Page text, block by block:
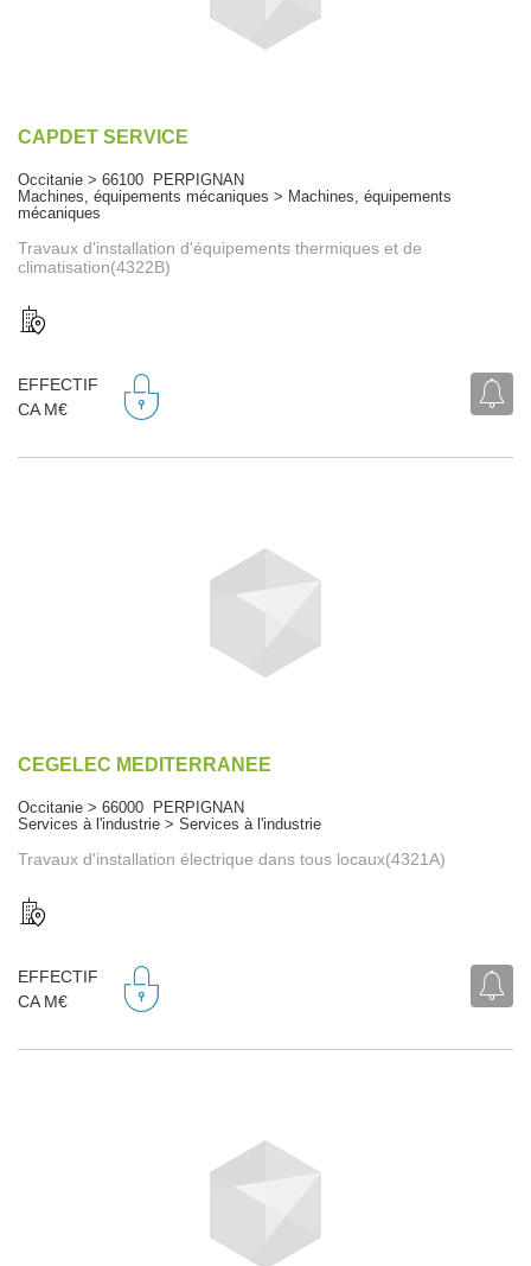
CAPDET SERVICE
Occitanie > 66100 PERPIGNAN
Machines, équipements mécaniques > Machines, équipements
mécaniques
Travaux d'installation d'équipements thermiques et de
climatisation(4322B)
EFFECTIF
CA M€
CEGELEC MEDITERRANEE
Occitanie > 66000 PERPIGNAN
Services à l'industrie > Services à l'industrie
Travaux d'installation électrique dans tous locaux(4321A)
EFFECTIF
CA M€